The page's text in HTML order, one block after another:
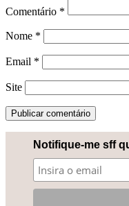
Comentário *
Nome *
Email *
Site
Notifique-me sff